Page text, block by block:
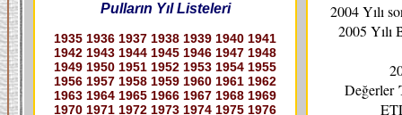
Pulların Yıl Listeleri
1935 1936 1937 1938 1939 1940 1941
1942 1943 1944 1945 1946 1947 1948
1949 1950 1951 1952 1953 1954 1955
1956 1957 1958 1959 1960 1961 1962
1963 1964 1965 1966 1967 1968 1969
1970 1971 1972 1973 1974 1975 1976
2004 Yılı
2005 Yılı
Değerler